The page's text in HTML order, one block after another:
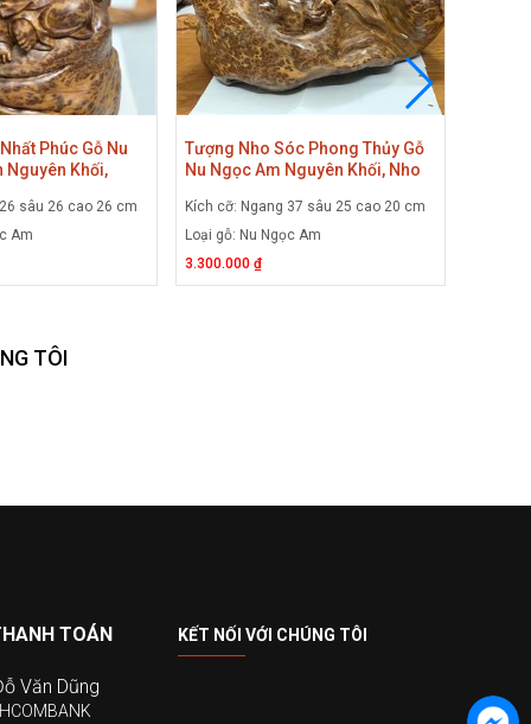
Phúc Gỗ Nu
Nguyên Khối,
sâu 26 cao 26 cm
Am
Tượng Nho Sóc Phong Thủy Gỗ
Nu Ngọc Am Nguyên Khối, Nho
Kích cỡ: Ngang 37 sâu 25 cao 20 cm
Loại gỗ: Nu Ngọc Am
3.300.000 ₫
TÔI
TOÁN
Văn Dũng
KẾT NỐI VỚI CHÚNG TÔI